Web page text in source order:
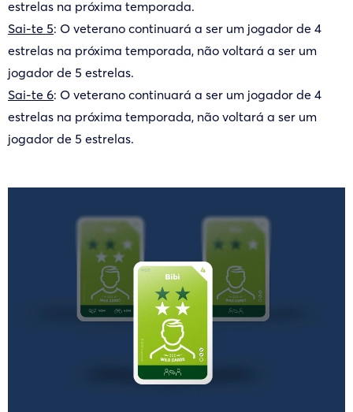
estrelas na próxima temporada.
Sai-te 5: O veterano continuará a ser um jogador de 4
estrelas na próxima temporada, não voltará a ser um
jogador de 5 estrelas.
Sai-te 6: O veterano continuará a ser um jogador de 4
estrelas na próxima temporada, não voltará a ser um
jogador de 5 estrelas.